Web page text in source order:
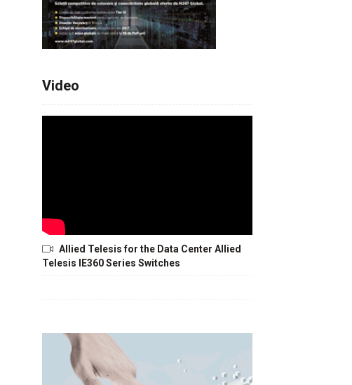
Video
Allied Telesis for the Data Center Allied
Telesis IE360 Series Switches